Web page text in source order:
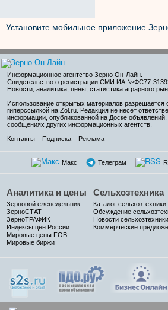
Установите мобильное приложение
Информационное агентство Зерно Он-Лайн
Свидетельство о регистрации СМИ ИА №ФС77-
Новости, аналитика, цены, статистика аграрного
Использование открытых материалов разрешается
гиперссылкой на Zol.ru. Редакция не несет
информации, опубликованной на Доске
сообщениях других информационных агентств.
Контакты
Подписка Реклама
Макс Телеграм
Аналитика и цены
Зерновой еженедельник
ЗерноСТАТ
ЗерноТРАФИК
Индексы цен России
Мировые цены FOB
Мировые биржи
Сельхозтехника
Каталог сельхозтехники
Обсуждение
Новости сельхозтехники
Коммерческие